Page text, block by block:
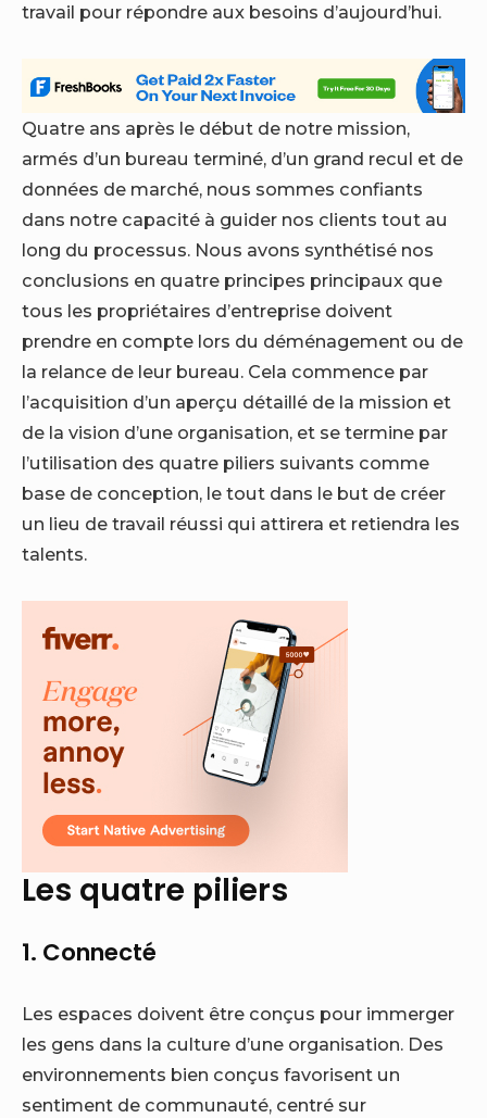
travail pour répondre aux besoins d’aujourd’hui.
Quatre ans après le début de notre mission,
armés d’un bureau terminé, d’un grand recul et de
données de marché, nous sommes confiants
dans notre capacité à guider nos clients tout au
long du processus. Nous avons synthétisé nos
conclusions en quatre principes principaux que
tous les propriétaires d’entreprise doivent
prendre en compte lors du déménagement ou de
la relance de leur bureau. Cela commence par
l’acquisition d’un aperçu détaillé de la mission et
de la vision d’une organisation, et se termine par
l’utilisation des quatre piliers suivants comme
base de conception, le tout dans le but de créer
un lieu de travail réussi qui attirera et retiendra les
talents.
Les quatre piliers
1. Connecté
Les espaces doivent être conçus pour immerger
les gens dans la culture d’une organisation. Des
environnements bien conçus favorisent un
sentiment de communauté, centré sur